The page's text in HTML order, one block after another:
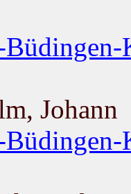
Johann